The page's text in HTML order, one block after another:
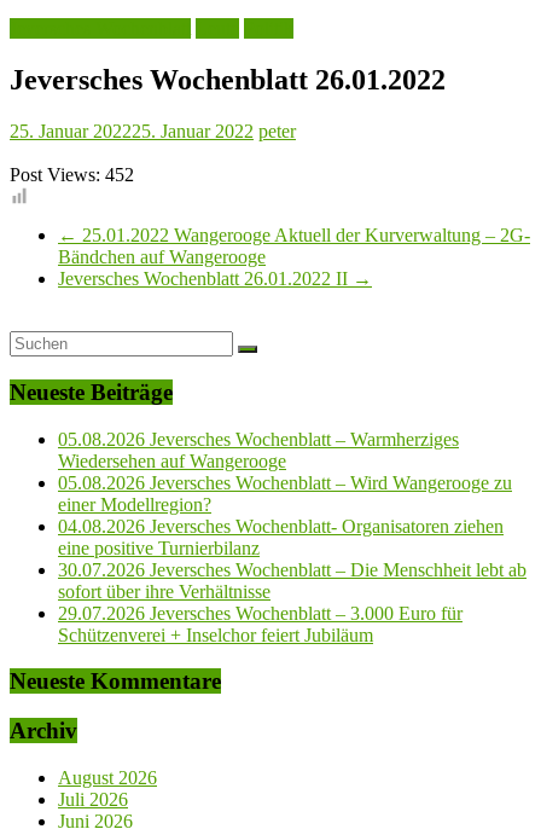
Jeversches Wochenblatt 26.01.2022
25. Januar 202225. Januar 2022 peter
Post Views: 452
← 25.01.2022 Wangerooge Aktuell der Kurverwaltung – 2G-
Bändchen auf Wangerooge
Jeversches Wochenblatt 26.01.2022 II →
Neueste Beiträge
05.08.2026 Jeversches Wochenblatt – Warmherziges
Wiedersehen auf Wangerooge
05.08.2026 Jeversches Wochenblatt – Wird Wangerooge zu
einer Modellregion?
04.08.2026 Jeversches Wochenblatt- Organisatoren ziehen
eine positive Turnierbilanz
30.07.2026 Jeversches Wochenblatt – Die Menschheit lebt ab
sofort über ihre Verhältnisse
29.07.2026 Jeversches Wochenblatt – 3.000 Euro für
Schützenverei + Inselchor feiert Jubiläum
Neueste Kommentare
Archiv
August 2026
Juli 2026
Juni 2026